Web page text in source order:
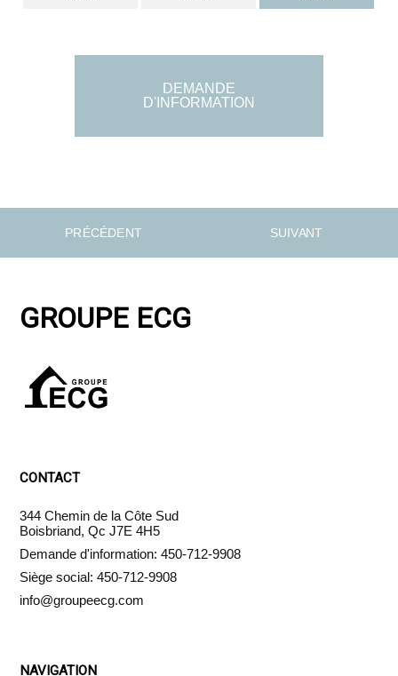
DEMANDE
D'INFORMATION
P R É C É D E N T S U I V A N T
GROUPE ECG
CONTACT
344 Chemin de la Côte Sud
Boisbriand, Qc J7E 4H5
Demande d'information: 450-712-9908
Siège social: 450-712-9908
info@groupeecg.com
NAVIGATION